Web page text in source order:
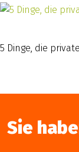
5 Dinge, die
Sie